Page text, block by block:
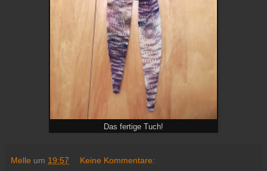
Das fertige Tuch!
Melle um 19:57 Keine Kommentare: